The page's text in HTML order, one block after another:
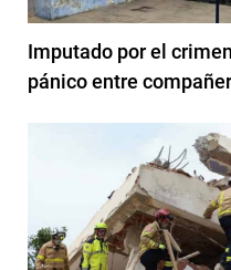
Imputado por el
pánico entre